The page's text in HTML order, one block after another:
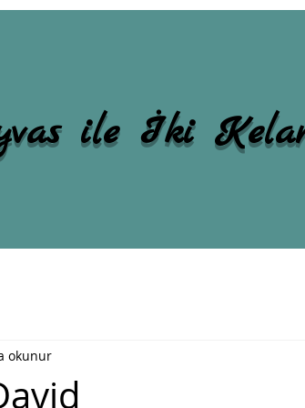
ile İki
okunur